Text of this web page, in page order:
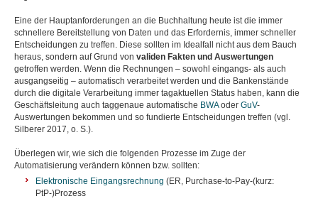
Eine der Hauptanforderungen an die Buchhaltung heute ist die immer
schnellere Bereitstellung von Daten und das Erfordernis, immer schneller
Entscheidungen zu treffen. Diese sollten im Idealfall nicht aus dem Bauch
heraus, sondern auf Grund von validen Fakten und Auswertungen
getroffen werden. Wenn die Rechnungen – sowohl eingangs- als auch
ausgangseitig – automatisch verarbeitet werden und die Bankenstände
durch die digitale Verarbeitung immer tagaktuellen Status haben, kann die
Geschäftsleitung auch taggenaue automatische BWAoder GuV-
Auswertungen bekommen und so fundierte Entscheidungen treffen (vgl.
Silberer 2017, o. S.).
Überlegen wir, wie sich die folgenden Prozesse im Zuge der
Automatisierung verändern können bzw. sollten:
Elektronische Eingangsrechnung (ER, Purchase-to-Pay-(kurz:
PtP-)Prozess